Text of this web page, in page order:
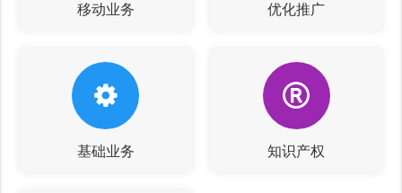
移动业务 优化推广
基础业务 知识产权